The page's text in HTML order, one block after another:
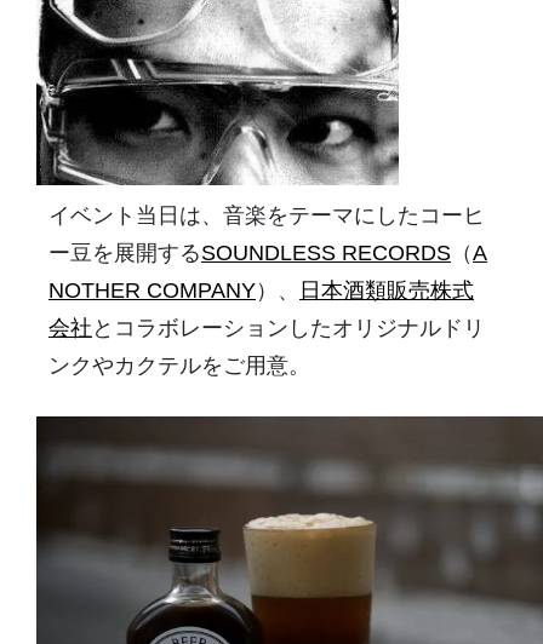
イベント当日は、 音楽をテーマにしたコーヒ
ー豆を展開するSOUNDLESS RECORDS （A
NOTHER COMPANY）、
日本酒類販売株式
会社 とコラボレーションしたオリジナルドリ
ンクやカクテルをご用意。